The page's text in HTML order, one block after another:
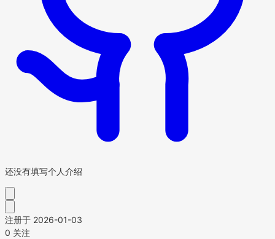
还没有填写个人介绍
注册于 2026-01-03
0 关注